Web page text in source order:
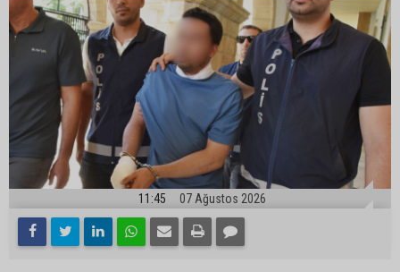
11:45 07 Ağustos 2026